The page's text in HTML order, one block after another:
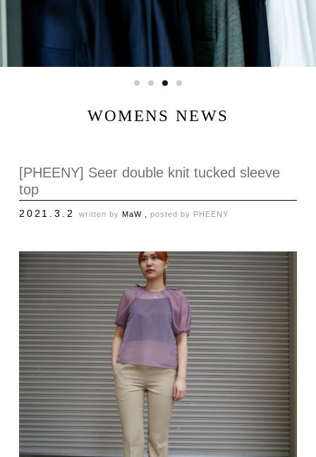
WOMENS NEWS
[PHEENY] Seer double knit tucked sleeve
top
2021.3.2written byMaW ,posted by PHEENY